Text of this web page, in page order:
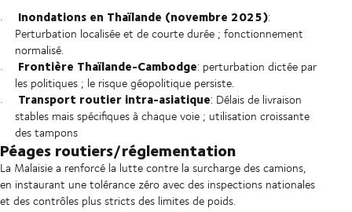
Inondations en Thaïlande (novembre 2025):
Perturbation localisée et de courte durée ; fonctionnement
normalisé.
Frontière Thaïlande-Cambodge: perturbation dictée par
les politiques ; le risque géopolitique persiste.
Transport routier intra-asiatique: Délais de livraison
stables mais spécifiques à chaque voie ; utilisation croissante
des tampons
Péages routiers/réglementation
La Malaisie a renforcé la lutte contre la surcharge des camions,
en instaurant une tolérance zéro avec des inspections nationales
et des contrôles plus stricts des limites de poids.